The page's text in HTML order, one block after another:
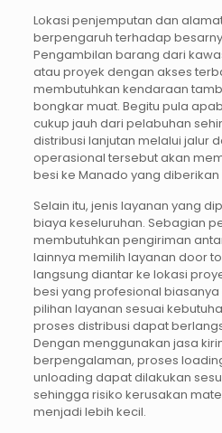
Lokasi penjemputan dan
berpengaruh terhadap
Pengambilan barang dari
atau proyek dengan akses
membutuhkan kendaraan
bongkar muat. Begitu pula
cukup jauh dari pelabuhan
distribusi lanjutan melalui jalur
operasional tersebut akan
besi ke Manado yang
Selain itu, jenis layanan yang
biaya keseluruhan. Sebagian
membutuhkan pengiriman
lainnya memilih layanan door
langsung diantar ke lokasi
besi yang profesional
pilihan layanan sesuai
proses distribusi dapat
Dengan menggunakan jasa
berpengalaman, proses
unloading dapat dilakukan
sehingga risiko kerusakan
menjadi lebih kecil.